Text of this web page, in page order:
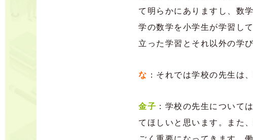
て明らかにありますし、数
学の数学を小学生が学習し
立った学習とそれ以外の学
な ：それでは学校の先生は
金子 ：学校の先生について
てほしいと思います。また